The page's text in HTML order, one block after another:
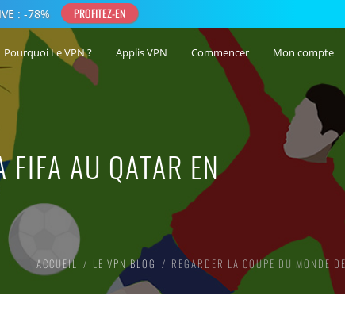
Pourquoi Le VPN ? Applis VPN Commencer Mon compte
FIFA AU QATAR EN
ACCUEIL LE VPN BLOG REGARDER LA COUPE DU MONDE